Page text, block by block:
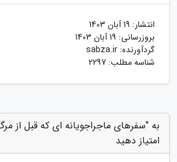
انتشار: 19 آبان 1403
بروزرسانی: 19 آبان 1403
گردآورنده: sabza.ir
شناسه مطلب: 2297
به "سفرهای ماجراجویانه ای که قبل از
امتیاز دهید